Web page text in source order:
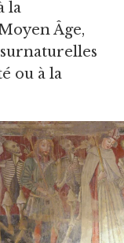
la
Âge,
ou à la